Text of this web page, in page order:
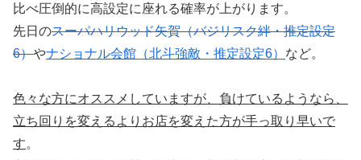
比べ圧倒的に高設定に座れる確率が上がります。
先日のスーパハリウッド矢賀（バジリスク絆・推定設定
6）やナショナル会館（北斗強敵・推定設定6） など。
色々な方にオススメしていますが、負けているようなら、
立ち回りを変えるよりお店を変えた方が手っ取り早いで
す。